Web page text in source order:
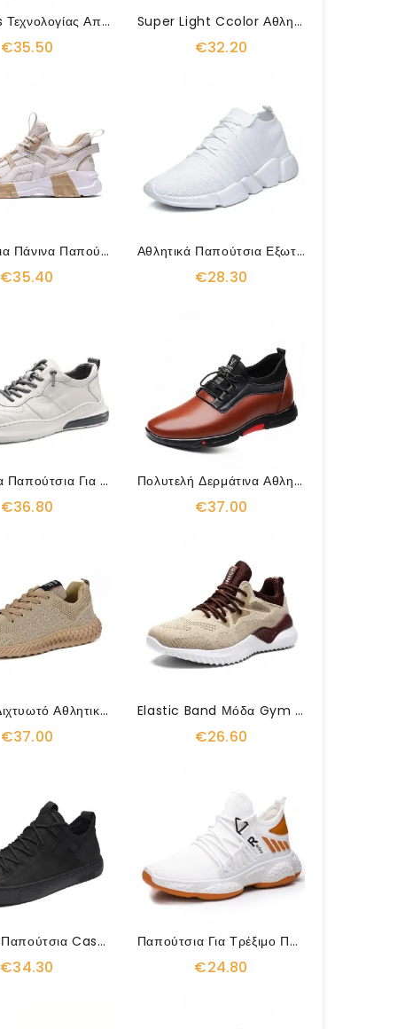
Sneakers Τεχνολογίας Απορρόφησης Κραδασμών
€35.50
Super Light Ccolor Αθλητικά Παπούτσια
€32.20
Παπούτσια Πάνινα Παπούτσια Πολυτελείας Σχεδιαστών Old Dad
€35.40
Αθλητικά Παπούτσια Εξωτερικού Χώρου Που Απορροφούν Τους Κραδασμούς
€28.30
Δερμάτινα Παπούτσια Για Αθλητικά Παπούτσια New York Style
€36.80
Πολυτελή Δερμάτινα Αθλητικά Ελαστικά Παπούτσια
€37.00
Ελαφρύ Διχτυωτό Αθλητικό Παπούτσι
€37.00
Elastic Band Μόδα Gym Παπούτσια
€26.60
Αθλητικά Παπούτσια Casual Τεχνητού Στυλ
€34.30
Παπούτσια Για Τρέξιμο Που Αναπνέουν Ελαφριά
€24.80